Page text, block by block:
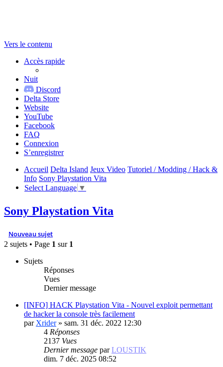
Vers le contenu
Accès rapide
Nuit
Discord
Delta Store
Website
YouTube
Facebook
FAQ
Connexion
S’enregistrer
Accueil Delta Island Jeux Video Tutoriel / Modding / Hack &
Info Sony Playstation Vita
Select Language ▼
Sony Playstation Vita
Nouveau sujet
2 sujets • Page 1 sur 1
Sujets
Réponses
Vues
Dernier message
[INFO] HACK Playstation Vita - Nouvel exploit permettant
de hacker la console très facilement
par Xrider» sam. 31 déc. 2022 12:30
4 Réponses
2137 Vues
Dernier message parLOUSTIK
dim. 7 déc. 2025 08:52